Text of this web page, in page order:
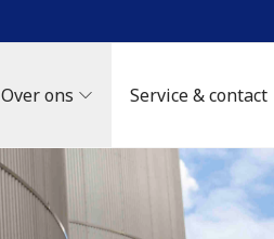
Over ons Service & contact